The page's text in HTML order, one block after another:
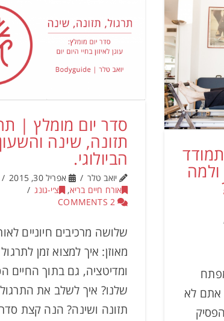
אתם לא
סדר יום מומלץ |
תזונה, שינה והשעון
הביולוגי.
יואב טלר
אפריל 30, 2015
אורח חיים בריא, צ׳י-גונג
2 COMMENTS
שלושה מרכיבים חיוניים
מאוזן: איך למצוא זמן לתרגול
ומדיטציה, גם בתוך החיים
שלנו? איך לשלב את
תזונה ושינה? הנה קצת